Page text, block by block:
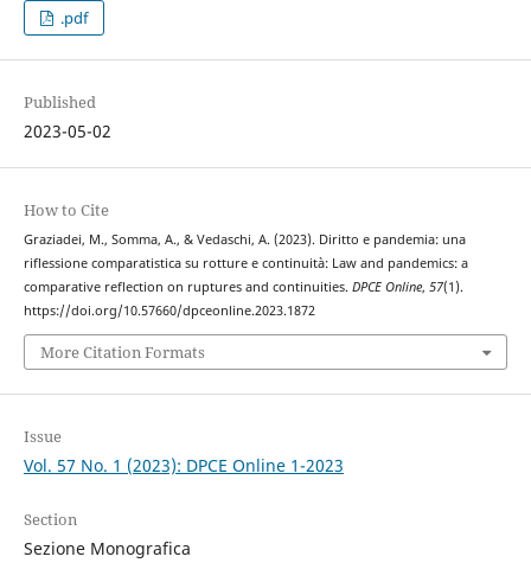
.pdf
Published
2023-05-02
How to Cite
Graziadei, M., Somma, A., & Vedaschi, A. (2023). Diritto e pandemia: una
riflessione comparatistica su rotture e continuità: Law and pandemics: a
comparative reflection on ruptures and continuities. DPCE Online, 57(1).
https://doi.org/10.57660/dpceonline.2023.1872
More Citation Formats
Issue
Vol. 57 No. 1 (2023): DPCE Online 1-2023
Section
Sezione Monografica